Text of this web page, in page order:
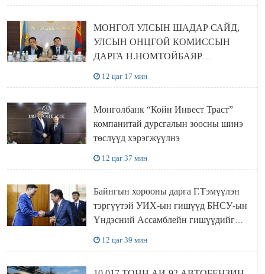
МОНГОЛ УЛСЫН ШАДАР САЙД,
УЛСЫН ОНЦГОЙ КОМИССЫН
ДАРГА Н.НОМТОЙБАЯР
12 цаг 17 мин
Монголбанк “Койн Инвест Траст”
компанитай дурсгалын зоосны шинэ
төслүүд хэрэгжүүлнэ
12 цаг 37 мин
Байнгын хорооны дарга Г.Тэмүүлэн
тэргүүтэй УИХ-ын гишүүд БНСУ-ын
Үндэсний Ассамблейн гишүүдийг
12 цаг 39 мин